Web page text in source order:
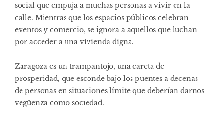
social que empuja a muchas personas a vivir en la
calle. Mientras que los espacios públicos celebran
eventos y comercio, se ignora a aquellos que luchan
por acceder a una vivienda digna.
Zaragoza es un trampantojo, una careta de
prosperidad, que esconde bajo los puentes a decenas
de personas en situaciones límite que deberían darnos
vegüenza como sociedad.